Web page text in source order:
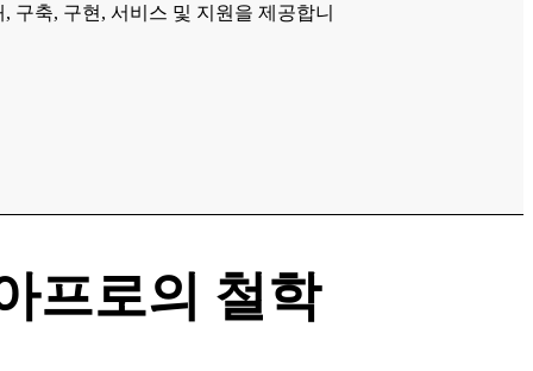
구축, 구현, 서비스 및 지원을 제공합니
프로의 철학